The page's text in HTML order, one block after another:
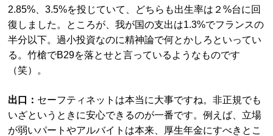
2.85%、3.5%を投じていて、どちらも出生率は２%台に回
復しました。ところが、我が国の支出は1.3%でフランスの
半分以下。過小投資なのに精神論で何とかしろといってい
る。竹槍でB29を落とせと言っているようなものです
（笑）。
出口： セーフティネットは本当に大事ですね。非正規でも
いざというときに安心できるのが一番です。例えば、立場
が弱いパートやアルバイトは本来、厚生年金にすべきとこ